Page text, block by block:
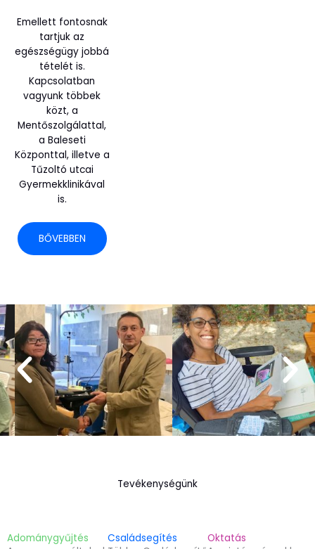
Emellett fontosnak
tartjuk az
egészségügy jobbá
tételét is.
Kapcsolatban
vagyunk többek
közt, a
Mentőszolgálattal,
a Baleseti
Központtal, illetve a
Tűzoltó utcai
Gyermekklinikával
is.
BŐVEBBEN
Tevékenységünk
Adománygyűjtés
Családsegítés
Oktatás